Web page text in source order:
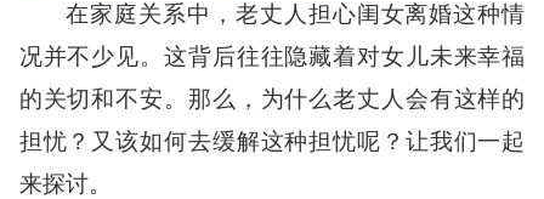
在家庭关系中，老丈人担心闺女离婚这种情
况并不少见。这背后往往隐藏着对女儿未来幸福
的关切和不安。那么，为什么老丈人会有这样的
担忧？又该如何去缓解这种担忧呢？让我们一起
来探讨。